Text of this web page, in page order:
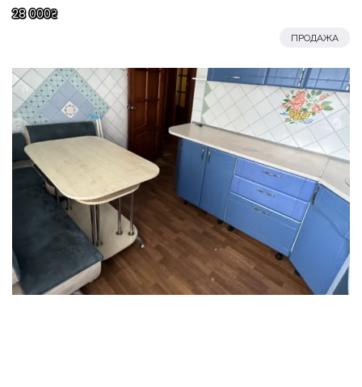
28 000₴
ПРОДАЖА